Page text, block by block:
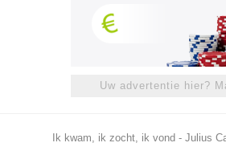
Uw advertentie hier?
Ik kwam, ik zocht, ik vond - Julius